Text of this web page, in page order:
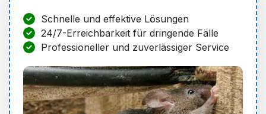
Schnelle und effektive Lösungen
24/7-Erreichbarkeit für dringende Fälle
Professioneller und zuverlässiger Service